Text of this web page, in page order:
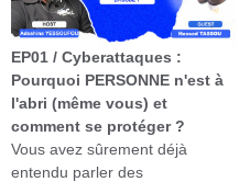
EP01 / Cyberattaques :
Pourquoi PERSONNE n'est à
l'abri (même vous) et
comment se protéger ?
Vous avez sûrement déjà
entendu parler des